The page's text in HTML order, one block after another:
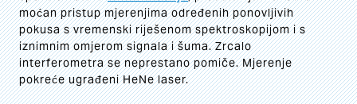
moćan pristup mjerenjima određenih ponovljivih
pokusa s vremenski riješenom spektroskopijom i s
iznimnim omjerom signala i šuma. Zrcalo
interferometra se neprestano pomiče. Mjerenje
pokreće ugrađeni HeNe laser.